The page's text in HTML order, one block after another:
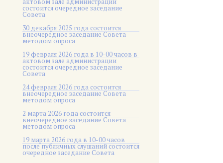
состоится очередное заседание
Совета
30 декабря 2025 года состоится
внеочередное заседание Совета
методом опроса
19 февраля 2026 года в 10-00 часов в
актовом зале администрации
состоится очередное заседание
Совета
24 февраля 2026 года состоится
внеочередное заседание Совета
методом опроса
2 марта 2026 года состоится
внеочередное заседание Совета
методом опроса
19 марта 2026 года в 10-00 часов
после публичных слушаний состоится
очередное заседание Совета